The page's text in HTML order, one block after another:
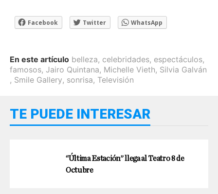
Facebook Twitter WhatsApp
En este artículo belleza, celebridades, espectáculos,
famosos, Jairo Quintana, Michelle Vieth, Silvia Galván
, Smile Gallery, sonrisa, Televisión
TE PUEDE INTERESAR
“Última Estación” llega al Teatro 8 de
Octubre